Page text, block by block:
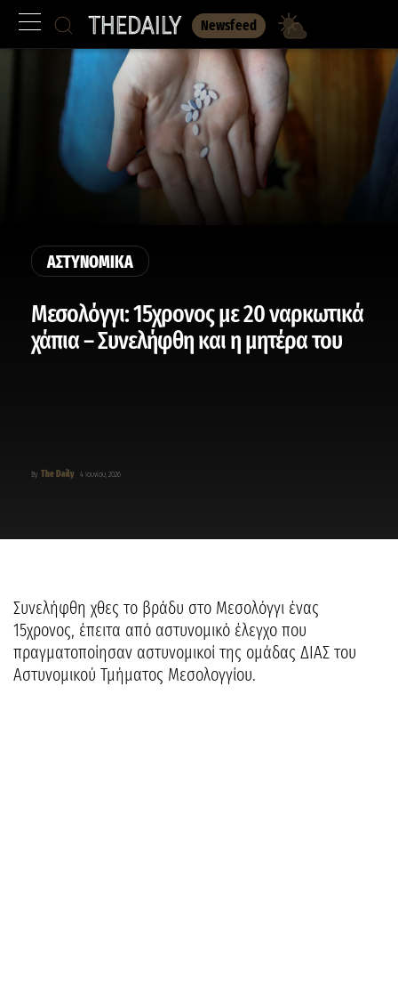
Newsfeed
ΑΣΤΥΝΟΜΙΚΑ
Μεσολόγγι: 15χρονος με 20 ναρκωτικά
χάπια – Συνελήφθη και η μητέρα του
By The Daily 4 Ιουνίου, 2026
Συνελήφθη χθες το βράδυ στο Μεσολόγγι ένας
15χρονος, έπειτα από αστυνομικό έλεγχο που
πραγματοποίησαν αστυνομικοί της ομάδας ΔΙΑΣ του
Αστυνομικού Τμήματος Μεσολογγίου.